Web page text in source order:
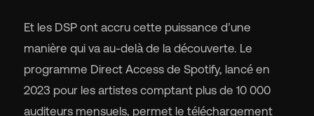
Et les DSP ont accru cette puissance d’une
manière qui va au-delà de la découverte. Le
programme Direct Access de Spotify, lancé en
2023 pour les artistes comptant plus de 10 000
auditeurs mensuels, permet le téléchargement